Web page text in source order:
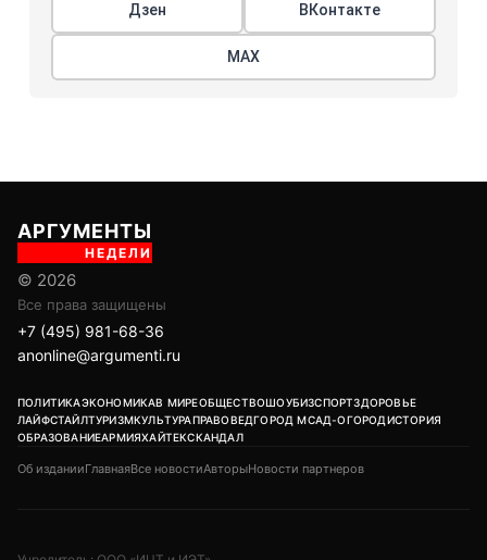
Дзен ВКонтакте
МАХ
АРГУМЕНТЫ
НЕДЕЛИ
© 2026
Все права защищены
+7 (495) 981-68-36
anonline@argumenti.ru
ПОЛИТИКАЭКОНОМИКАВ МИРЕОБЩЕСТВОШОУБИЗСПОРТЗДОРОВЬЕ
ЛАЙФСТАЙЛТУРИЗМКУЛЬТУРАПРАВОВЕДГОРОД МСАД-ОГОРОДИСТОРИЯ
ОБРАЗОВАНИЕАРМИЯХАЙТЕКСКАНДАЛ
Об изданииГлавнаяВсе новостиАвторыНовости партнеров